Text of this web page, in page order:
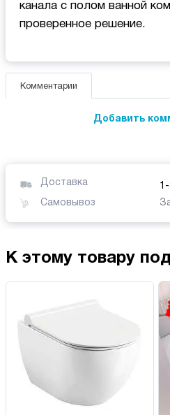
канала с полом ванной
проверенное решение.
Комментарии
Добавить
Доставка
Самовывоз
К этому товару